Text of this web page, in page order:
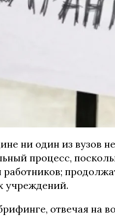
ни один из вузов
процесс,
учреждений.
отвечая на